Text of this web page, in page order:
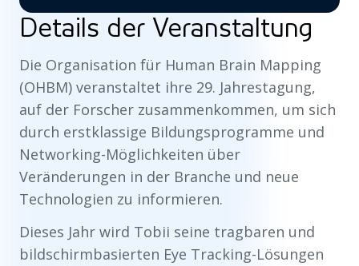
Details der Veranstaltung
Die Organisation für Human Brain Mapping
(OHBM) veranstaltet ihre 29. Jahrestagung,
auf der Forscher zusammenkommen, um sich
durch erstklassige Bildungsprogramme und
Networking-Möglichkeiten über
Veränderungen in der Branche und neue
Technologien zu informieren.
Dieses Jahr wird Tobii seine tragbaren und
bildschirmbasierten Eye Tracking-Lösungen